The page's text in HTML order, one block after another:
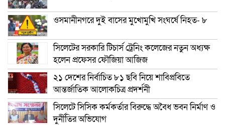
ওসমানীনগরে দুই বাসের মুখোমুখি সংঘর্ষে নিহত- ৮
সিলেটের সরকারি টিচার্স ট্রেনিং কলেজের নতুন অধ্যক্ষ
হলেন প্রফেসর ফৌজিয়া আজিজ
২১ দেশের নির্বাচিত ৮১ ছবি নিয়ে শাবিপ্রবিতে
আন্তর্জাতিক আলোকচিত্র প্রদর্শনী
সিলেটে সিসিক কর্মকর্তার বিরুদ্ধে অবৈধ ভবন নির্মাণ ও
দুর্নীতির অভিযোগ